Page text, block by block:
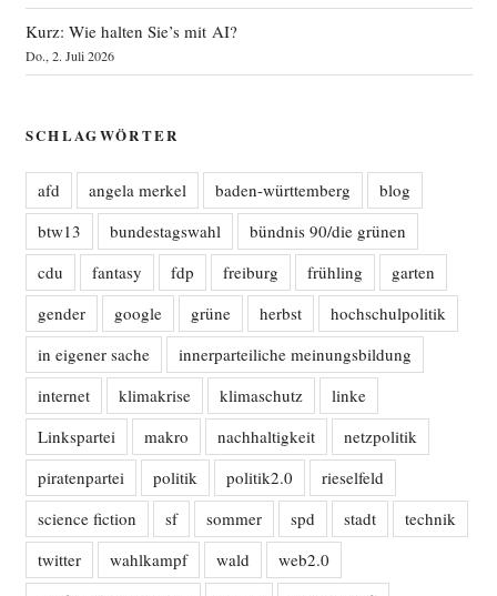
Kurz: Wie halten Sie’s mit AI?
Do., 2. Juli 2026
SCHLAGWÖRTER
afd angela merkel baden-württemberg
blog
btw13
bundestagswahl
bündnis 90/die grünen
cdu
fantasy fdp freiburg frühling
garten
gender
google grüne herbst
hochschulpolitik
in eigener sache
innerparteiliche meinungsbildung
internet
klimakrise klimaschutz
linke
Linkspartei
makro nachhaltigkeit
netzpolitik
piratenpartei
politik politik2.0
rieselfeld
science fiction
sf sommer spd stadt
technik
twitter
wahlkampf wald
web2.0